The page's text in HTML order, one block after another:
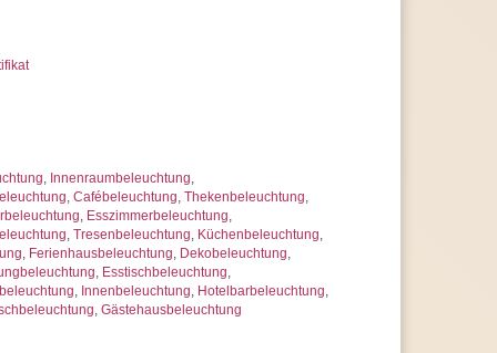
, Innenraumbeleuchtung,
, Cafébeleuchtung, Thekenbeleuchtung,
, Esszimmerbeleuchtung,
, Tresenbeleuchtung, Küchenbeleuchtung,
, Ferienhausbeleuchtung, Dekobeleuchtung,
, Esstischbeleuchtung,
, Innenbeleuchtung, Hotelbarbeleuchtung,
, Gästehausbeleuchtung